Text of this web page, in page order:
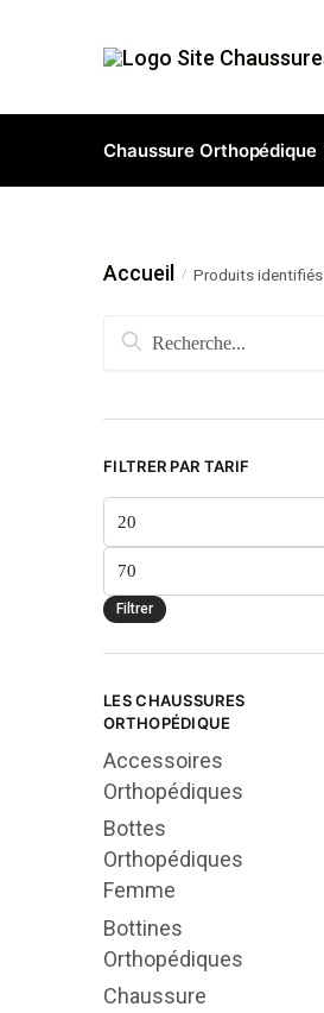
Chaussure Orthopédique
Accueil / Produits identifiés
FILTRER PAR TARIF
Filtrer
LES CHAUSSURES
ORTHOPÉDIQUE
Accessoires
Orthopédiques
Bottes
Orthopédiques
Femme
Bottines
Orthopédiques
Chaussure